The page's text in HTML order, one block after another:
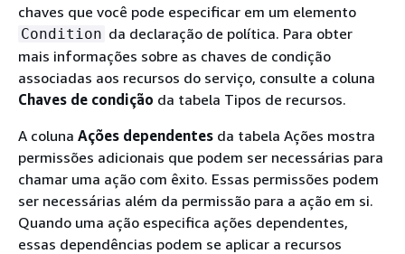
chaves que você pode especificar em um elemento
Condition da declaração de política. Para obter
mais informações sobre as chaves de condição
associadas aos recursos do serviço, consulte a coluna
Chaves de condição da tabela Tipos de recursos.
A coluna Ações dependentes da tabela Ações mostra
permissões adicionais que podem ser necessárias para
chamar uma ação com êxito. Essas permissões podem
ser necessárias além da permissão para a ação em si.
Quando uma ação especifica ações dependentes,
essas dependências podem se aplicar a recursos